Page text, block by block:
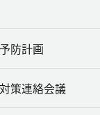
防計画
策連絡会議